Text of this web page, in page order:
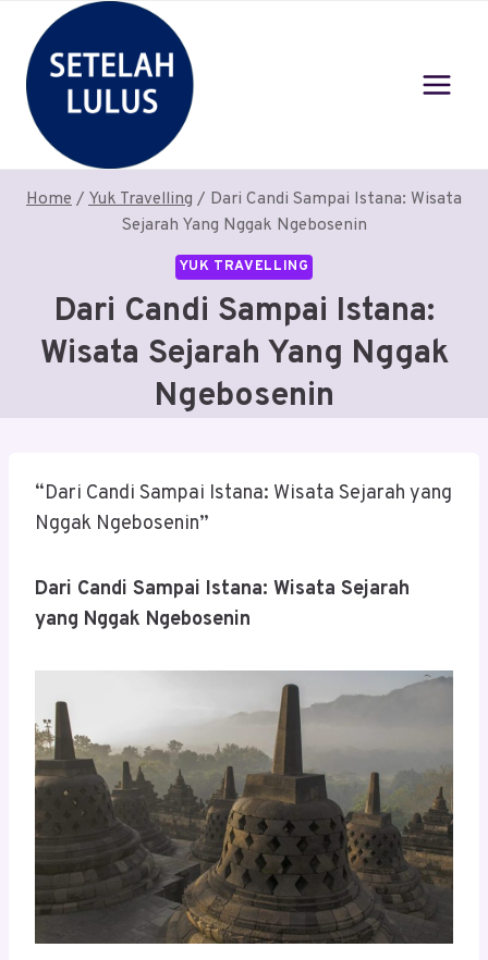
content
Home / Yuk Travelling / Dari Candi Sampai Istana: Wisata
Sejarah Yang Nggak Ngebosenin
YUK TRAVELLING
Dari Candi Sampai Istana:
Wisata Sejarah Yang Nggak
Ngebosenin
“Dari Candi Sampai Istana: Wisata Sejarah yang
Nggak Ngebosenin”
Dari Candi Sampai Istana: Wisata Sejarah
yang Nggak Ngebosenin